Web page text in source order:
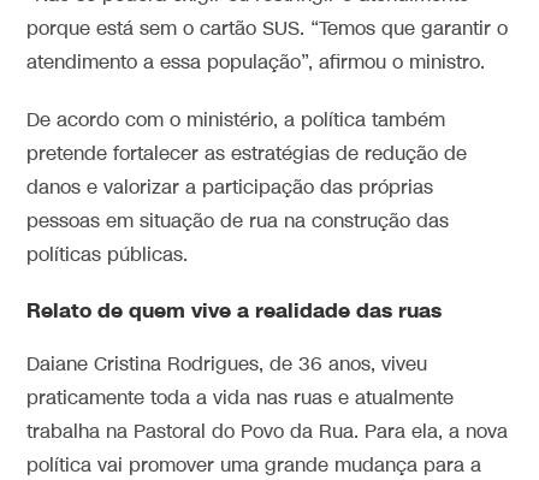
porque está sem o cartão SUS. “Temos que garantir o
atendimento a essa população”, afirmou o ministro.
De acordo com o ministério, a política também
pretende fortalecer as estratégias de redução de
danos e valorizar a participação das próprias
pessoas em situação de rua na construção das
políticas públicas.
Relato de quem vive a realidade das ruas
Daiane Cristina Rodrigues, de 36 anos, viveu
praticamente toda a vida nas ruas e atualmente
trabalha na Pastoral do Povo da Rua. Para ela, a nova
política vai promover uma grande mudança para a